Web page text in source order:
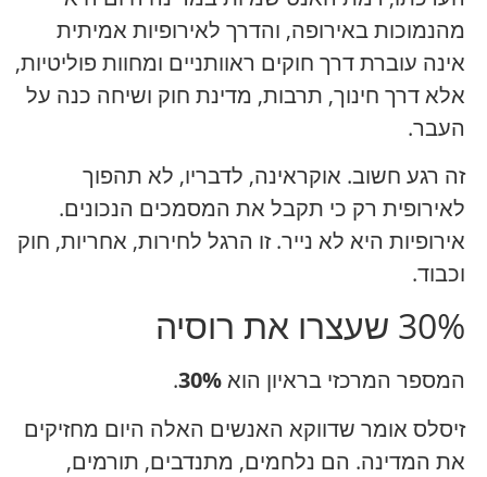
מהנמוכות באירופה, והדרך לאירופיות אמיתית
אינה עוברת דרך חוקים ראוותניים ומחוות פוליטיות,
אלא דרך חינוך, תרבות, מדינת חוק ושיחה כנה על
העבר.
זה רגע חשוב. אוקראינה, לדבריו, לא תהפוך
לאירופית רק כי תקבל את המסמכים הנכונים.
אירופיות היא לא נייר. זו הרגל לחירות, אחריות, חוק
וכבוד.
30% שעצרו את רוסיה
המספר המרכזי בראיון הוא30%
.
זיסלס אומר שדווקא האנשים האלה היום מחזיקים
את המדינה. הם נלחמים, מתנדבים, תורמים,